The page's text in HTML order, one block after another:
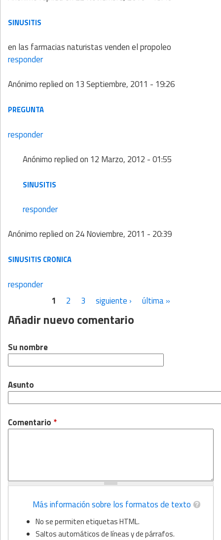
SINUSITIS
en las farmacias naturistas venden el propoleo
responder
Anónimoreplied on 13 Septiembre, 2011 - 19:26
PREGUNTA
responder
Anónimoreplied on 12 Marzo, 2012 - 01:55
SINUSITIS
responder
Anónimoreplied on 24 Noviembre, 2011 - 20:39
SINUSITIS CRONICA
responder
1 2 3 siguiente › última »
Añadir nuevo comentario
Su nombre
Asunto
Comentario *
Más información sobre los formatos de texto
No se permiten etiquetas HTML.
Saltos automáticos de líneas y de párrafos.